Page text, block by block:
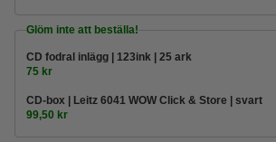
Glöm inte att beställa!
CD fodral inlägg | 123ink | 25 ark
75 kr
CD-box | Leitz 6041 WOW Click & Store | svart
99,50 kr